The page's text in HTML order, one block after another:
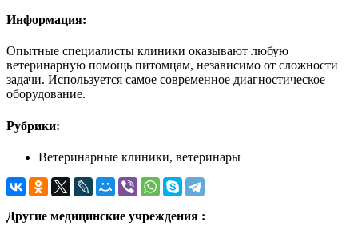
Информация:
Опытные специалисты клиники оказывают любую
ветеринарную помощь питомцам, независимо от сложности
задачи. Используется самое современное диагностическое
оборудование.
Рубрики:
Ветеринарные клиники, ветеринары
Другие медицинские учреждения :